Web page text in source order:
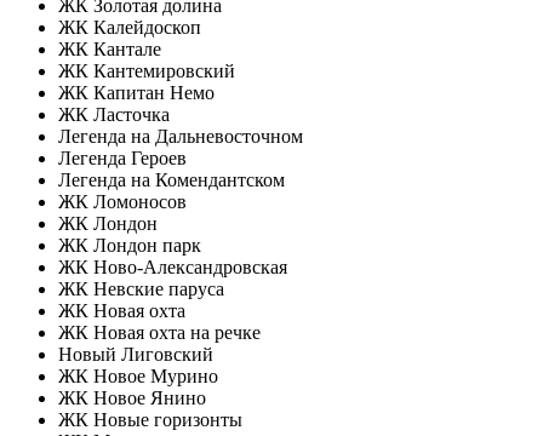
ЖК Золотая долина
ЖК Калейдоскоп
ЖК Кантале
ЖК Кантемировский
ЖК Капитан Немо
ЖК Ласточка
Легенда на Дальневосточном
Легенда Героев
Легенда на Комендантском
ЖК Ломоносов
ЖК Лондон
ЖК Лондон парк
ЖК Ново-Александровская
ЖК Невские паруса
ЖК Новая охта
ЖК Новая охта на речке
Новый Лиговский
ЖК Новое Мурино
ЖК Новое Янино
ЖК Новые горизонты